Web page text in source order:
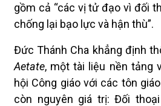
gồm cả “các vị tử đạo vì đối
chống lại bạo lực và hận thù”.
Đức Thánh Cha khẳng định
Aetate, một tài liệu nền tảng
hội Công giáo với các tôn
còn nguyên giá trị: Đối